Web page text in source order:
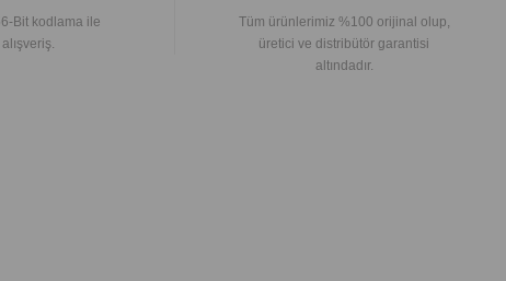
Bit kodlama ile
Tüm ürünlerimiz %100 orijinal olup,
üretici ve distribütör garantisi
altındadır.